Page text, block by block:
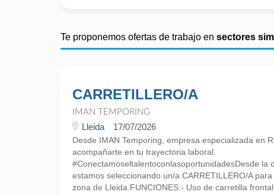
Te proponemos ofertas de trabajo en sectores
CARRETILLERO/A
IMAN TEMPORING
Lleida 17/07/2026
Desde IMAN Temporing, empresa especializada en
acompañarte en tu trayectoria laboral.
#ConectamoseltalentoconlasoportunidadesDesde la
estamos seleccionando un/a CARRETILLERO/A
zona de Lleida.FUNCIONES:- Uso de carretilla frontal